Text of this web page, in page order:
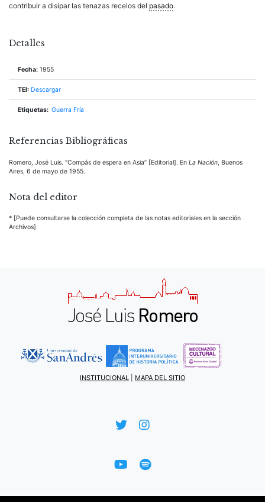
contribuir a disipar las tenazas recelos del pasado.
Detalles
Fecha: 1955
TEI: Descargar
Etiquetas: Guerra Fría
Referencias Bibliográficas
Romero, José Luis. “Compás de espera en Asia” [Editorial]. En La Nación, Buenos
Aires, 6 de mayo de 1955.
Nota del editor
* [Puede consultarse la colección completa de las notas editoriales en la sección
Archivos]
INSTITUCIONAL MAPA DEL SITIO